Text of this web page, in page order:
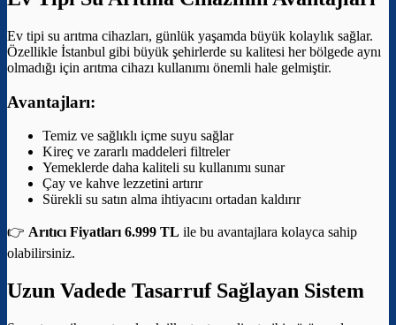
Ev tipi su arıtma cihazları, günlük yaşamda büyük kolaylık sağlar.
Özellikle İstanbul gibi büyük şehirlerde su kalitesi her bölgede aynı
olmadığı için arıtma cihazı kullanımı önemli hale gelmiştir.
Avantajları:
Temiz ve sağlıklı içme suyu sağlar
Kireç ve zararlı maddeleri filtreler
Yemeklerde daha kaliteli su kullanımı sunar
Çay ve kahve lezzetini artırır
Sürekli su satın alma ihtiyacını ortadan kaldırır
👉 Arıtıcı Fiyatları 6.999 TL ile bu avantajlara kolayca sahip
olabilirsiniz.
Uzun Vadede Tasarruf Sağlayan Sistem